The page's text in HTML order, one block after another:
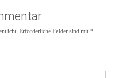
Erforderliche Felder sind mit *